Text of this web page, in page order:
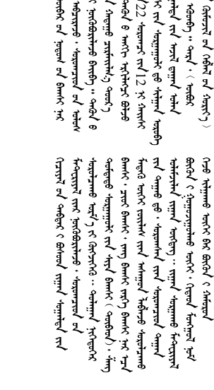
                                                                    